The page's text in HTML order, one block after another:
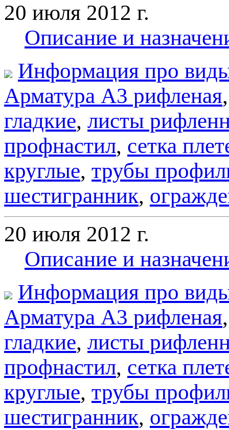
20 июля 2012 г.
Описание и
Информация про
Арматура А3 рифленая
гладкие, листы
профнастил, сетка
круглые, трубы
шестигранник,
20 июля 2012 г.
Описание и
Информация про
Арматура А3 рифленая
гладкие, листы
профнастил, сетка
круглые, трубы
шестигранник,